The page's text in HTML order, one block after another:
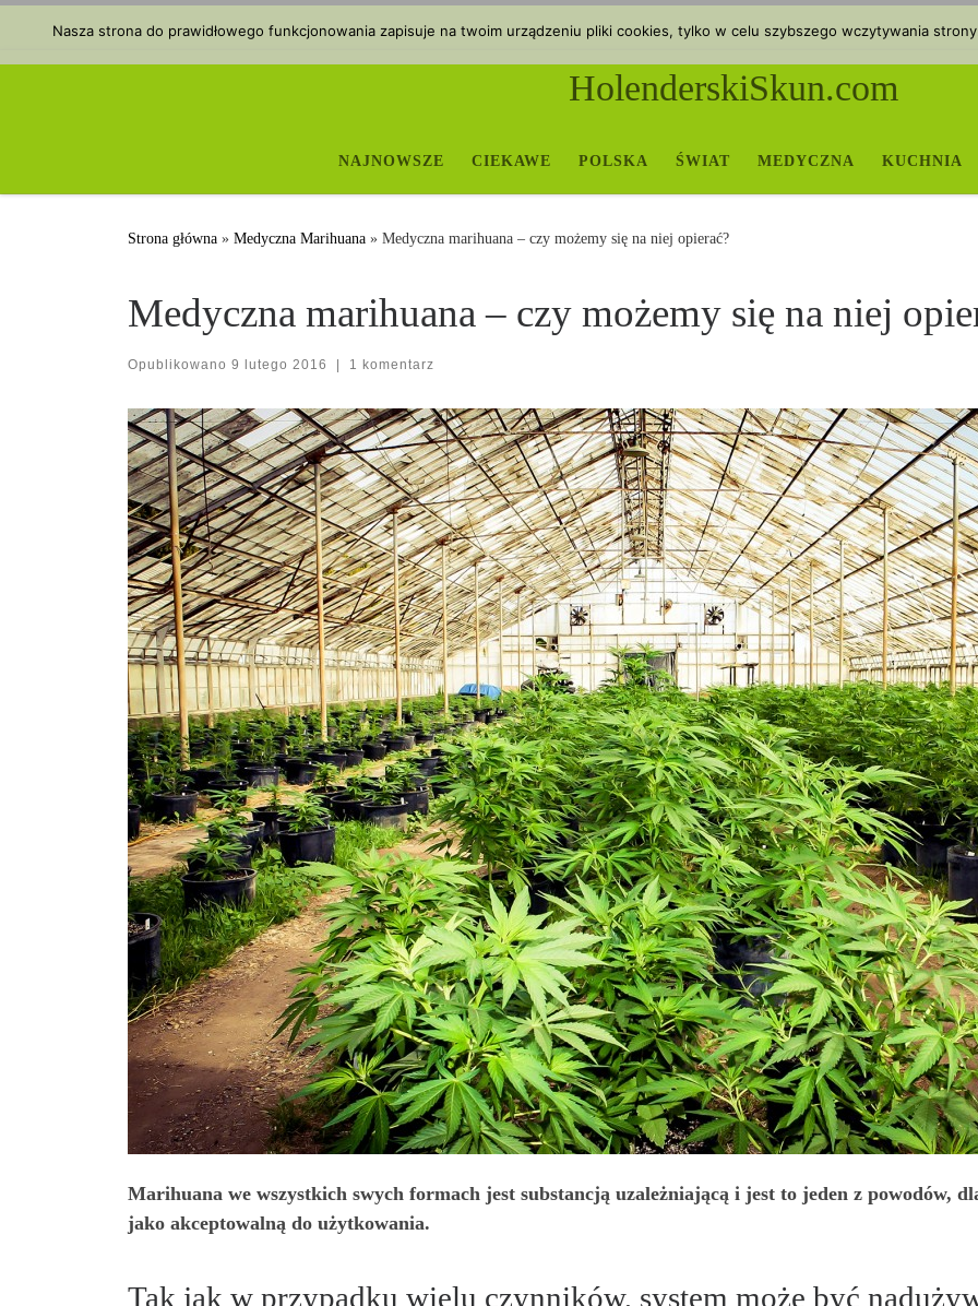
Przejdź do treści
HolenderskiSkun.com
NAJNOWSZE CIEKAWE POLSKA ŚWIAT MEDYCZNA KUCHNIA
Strona główna » Medyczna Marihuana » Medyczna marihuana – czy możemy się na niej opierać?
Medyczna marihuana – czy możemy się na niej
Opublikowano 9 lutego 2016 1 komentarz
Marihuana we wszystkich swych formach jest substancją uzależniającą i jest to jeden z powodów,
jako akceptowalną do użytkowania.
Tak jak w przypadku wielu czynników, system może być
Nasza strona do prawidłowego funkcjonowania zapisuje na twoim urządzeniu pliki cookies, tylko w celu szybszego wczytywania